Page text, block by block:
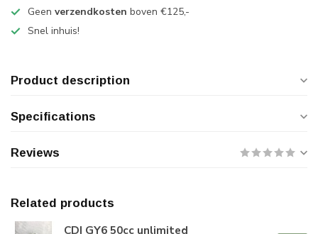
Geen verzendkosten boven €125,-
Snel inhuis!
Product description
Specifications
Reviews
Related products
CDI GY6 50cc unlimited